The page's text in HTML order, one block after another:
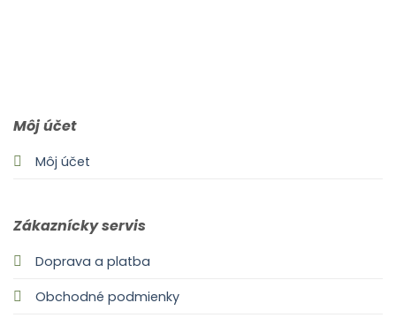
Môj účet
Môj účet
Zákaznícky servis
Doprava a platba
Obchodné podmienky